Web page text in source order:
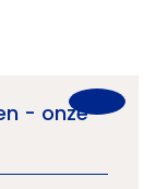
- onze